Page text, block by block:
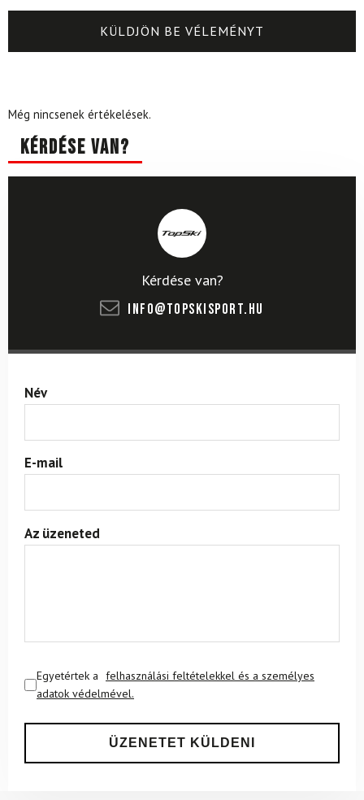
Még nincsenek értékelések.
Kérdése van?
Kérdése van?
info@topskisport.hu
Név
E-mail
Az üzeneted
Egyetértek a felhasználási feltételekkel és a személyes
adatok védelmével.